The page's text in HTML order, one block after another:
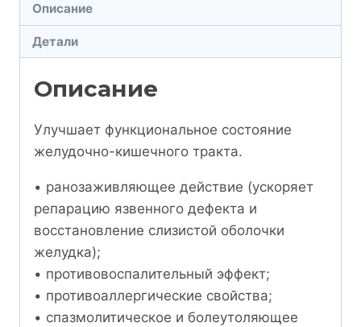
Описание
Детали
Описание
Улучшает функциональное состояние
желудочно-кишечного тракта.
• ранозаживляющее действие (ускоряет
репарацию язвенного дефекта и
восстановление слизистой оболочки
желудка);
• противовоспалительный эффект;
• противоаллергические свойства;
• спазмолитическое и болеутоляющее